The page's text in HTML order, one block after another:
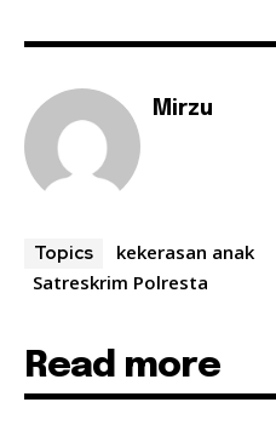
Mirzu
Topics kekerasan anak
Satreskrim Polresta
Read more